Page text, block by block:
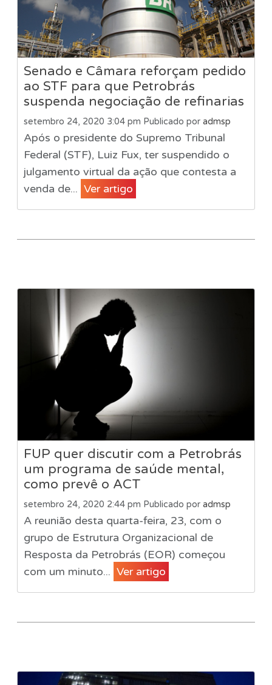
Senado e Câmara reforçam pedido
ao STF para que Petrobrás
suspenda negociação de refinarias
setembro 24, 2020 3:04 pm Publicado por admsp
Após o presidente do Supremo Tribunal
Federal (STF), Luiz Fux, ter suspendido o
julgamento virtual da ação que contesta a
venda de... Ver artigo
FUP quer discutir com a Petrobrás
um programa de saúde mental,
como prevê o ACT
setembro 24, 2020 2:44 pm Publicado por admsp
A reunião desta quarta-feira, 23, com o
grupo de Estrutura Organizacional de
Resposta da Petrobrás (EOR) começou
com um minuto... Ver artigo